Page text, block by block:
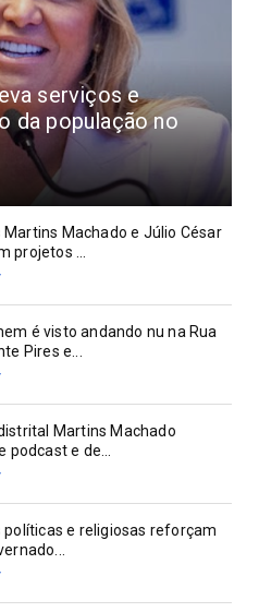
serviços e
da população no
Martins Machado e Júlio César
projetos ...
é visto andando nu na Rua
Pires e...
Martins Machado
podcast e de...
políticas e religiosas reforçam